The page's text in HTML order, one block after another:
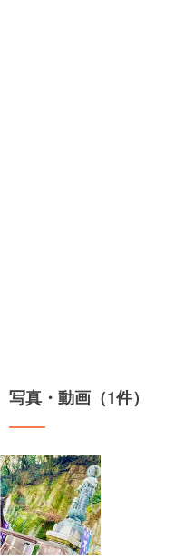
写真・動画（1件）